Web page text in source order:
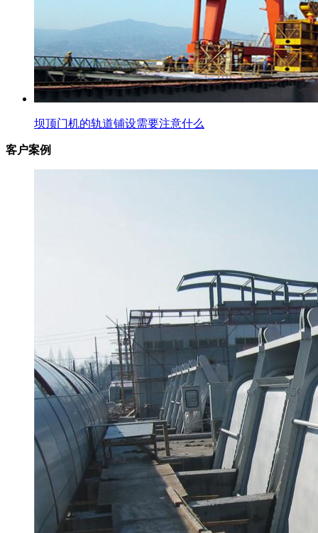
坝顶门机的轨道铺设需要注意什么
客户案例